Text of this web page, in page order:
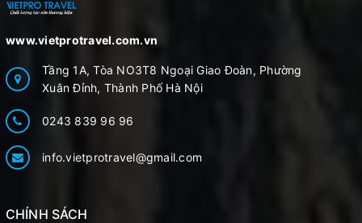
www.vietprotravel.com.vn
Tầng 1A, Tòa NO3T8 Ngoại Giao Đoàn, Phường
Xuân Đỉnh, Thành Phố Hà Nội
0243 839 96 96
info.vietprotravel@gmail.com
CHÍNH SÁCH